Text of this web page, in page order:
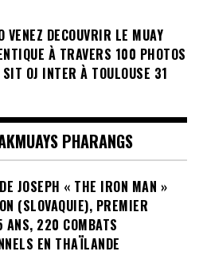
VENEZ DECOUVRIR LE MUAY
À TRAVERS 100 PHOTOS
OJ INTER À TOULOUSE 31
PHARANGS
JOSEPH « THE IRON MAN »
(SLOVAQUIE), PREMIER
ANS, 220 COMBATS
EN THAÏLANDE